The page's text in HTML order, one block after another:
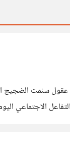
عقول سئمت
الاجتماعي